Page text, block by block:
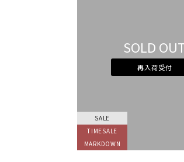
SOLD
再入荷受付
SALE
TIMESALE
MARKDOWN